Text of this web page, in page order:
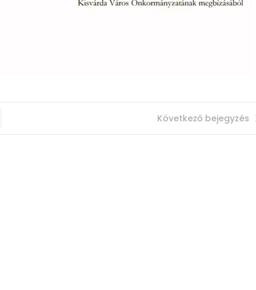
Következő bejegyzés